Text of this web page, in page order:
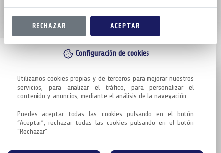
RECHAZAR ACEPTAR
Configuración de cookies
Utilizamos cookies propias y de terceros para mejorar nuestros
servicios, para analizar el tráfico, para personalizar el
contenido y anuncios, mediante el análisis de la navegación.
Puedes aceptar todas las cookies pulsando en el botón
“Aceptar”, rechazar todas las cookies pulsando en el botón
“Rechazar”